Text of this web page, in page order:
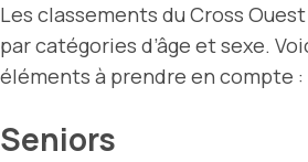
Les classements du Cross
par catégories d’âge et sexe.
éléments à prendre en compte :
Seniors